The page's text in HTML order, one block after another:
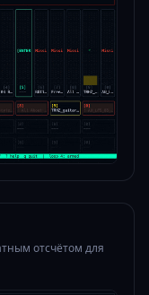
отсчётом для